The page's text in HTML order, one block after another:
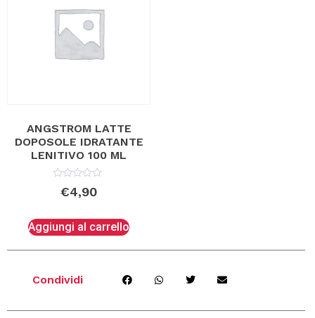
ANGSTROM LATTE
DOPOSOLE IDRATANTE
LENITIVO 100 ML
Valutato
€4,90
Aggiungi al carrello
Condividi